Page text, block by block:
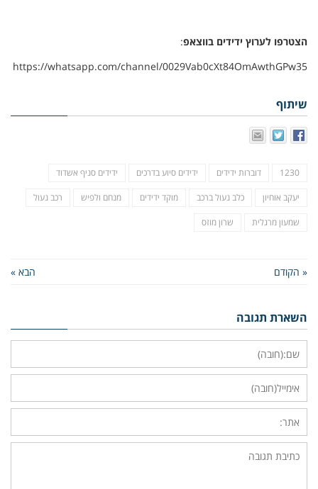
הצטרפו לערוץ ידידים בווצאפ:
https://whatsapp.com/channel/0029Vab0cXt84OmAwthGPw35
שיתוף
1230 דוברות ידידים ידידים סיוע בדרכים ידידים סניף אשדוד
יעקב אוחיון כלב נעול ברכב מוקד ידידים מנחם ולפיש רכב נעול
שמעון מרגלית שרון מוזס
« הקודם הבא »
השארת תגובה